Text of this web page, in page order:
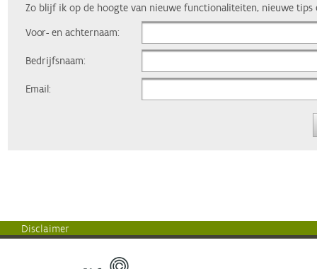
Zo blijf ik op de hoogte van nieuwe functionaliteiten, nieuwe tips
Voor- en achternaam:
Bedrijfsnaam:
Email:
Disclaimer